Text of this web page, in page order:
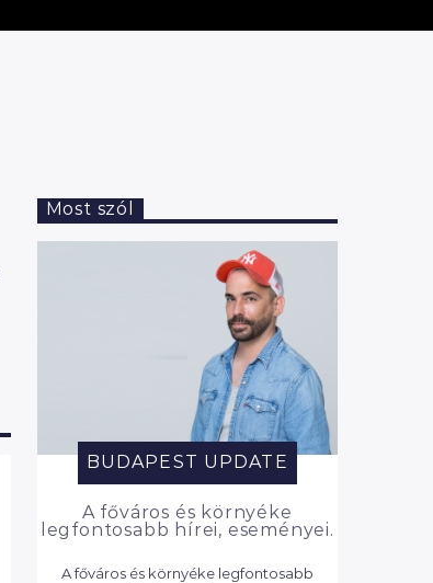
Most szól
BUDAPEST UPDATE
A főváros és környéke
legfontosabb hírei, eseményei.
A főváros és környéke legfontosabb